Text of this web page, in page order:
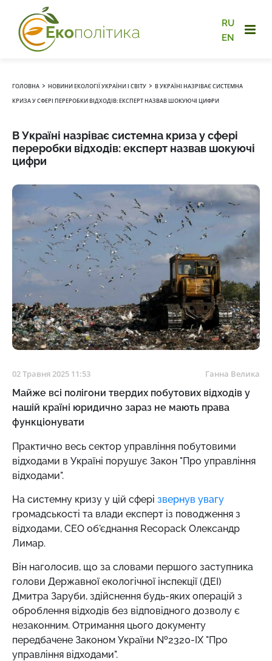
RU
EN
ГОЛОВНА › НОВИНИ ЕКОЛОГІЇ УКРАЇНИ І СВІТУ › В УКРАЇНІ НАЗРІВАЄ СИСТЕМНА
КРИЗА У СФЕРІ ПЕРЕРОБКИ ВІДХОДІВ: ЕКСПЕРТ НАЗВАВ ШОКУЮЧІ ЦИФРИ
В Україні назріває системна криза у сфері
переробки відходів: експерт назвав шокуючі
цифри
02 Травня 2025 11:53 Ганна Велика
Майже всі полігони твердих побутових відходів у
нашій країні юридично зараз не мають права
функціонувати
Практично весь сектор управління побутовими
відходами в Україні порушує Закон "Про управління
відходами".
На системну кризу у цій сфері звернув увагу
громадськості та влади експерт із поводження з
відходами, CEO об'єднання Recopack Олександр
Лимар.
Він наголосив, що за словами першого заступника
голови Державної екологічної інспекції (ДЕІ)
Дмитра Заруби, здійснення будь-яких операцій з
оброблення відходів без відповідного дозволу є
незаконним. Отримання цього документу
передбачене Законом України №2320-IX "Про
управління відходами".